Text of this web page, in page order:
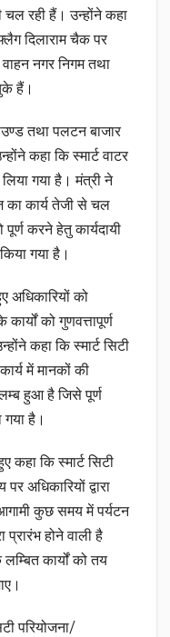
रही हैं। उन्होंने कहा
दिलाराम चैक पर
नगर निगम तथा
हैं।
तथा पलटन बाजार
कहा कि स्मार्ट वाटर
गया है। मंत्री ने
का कार्य तेजी से चल
करने हेतु कार्यदायी
गया है।
अधिकारियों को
को गुणवत्तापूर्ण
कहा कि स्मार्ट सिटी
में मानकों की
हुआ है जिसे पूर्ण
गया है।
कहा कि स्मार्ट सिटी
अधिकारियों द्वारा
कुछ समय में पर्यटन
प्रारंभ होने वाली है
कार्यों को तय
परियोजना/